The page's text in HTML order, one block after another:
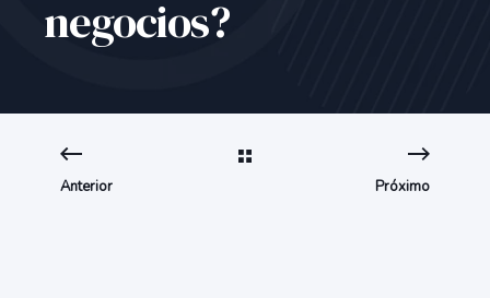
negocios?
Anterior Próximo